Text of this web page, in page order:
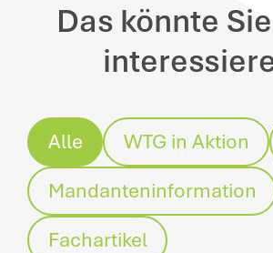
Das könnte
Alle WTG in Aktion
Mandanteninformation
Fachartikel